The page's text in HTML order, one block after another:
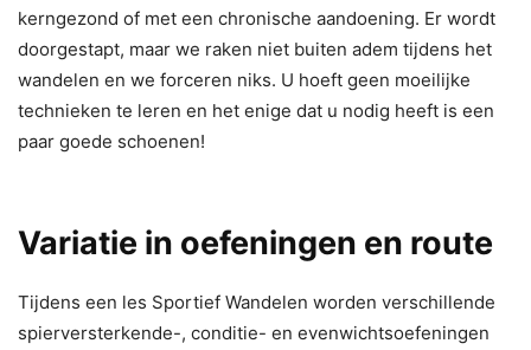
kerngezond of met een chronische aandoening. Er wordt
doorgestapt, maar we raken niet buiten adem tijdens het
wandelen en we forceren niks. U hoeft geen moeilijke
technieken te leren en het enige dat u nodig heeft is een
paar goede schoenen!
Variatie in oefeningen en route
Tijdens een les Sportief Wandelen worden verschillende
spierversterkende-, conditie- en evenwichtsoefeningen